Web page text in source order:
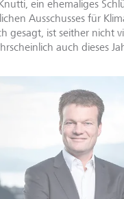
ein ehemaliges
Ausschusses für
gesagt, ist seither nicht
auch dieses